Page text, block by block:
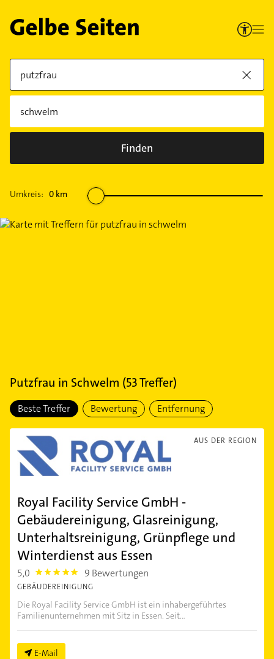
Finden
Umkreis: 0 km
Putzfrau in Schwelm (53Treffer)
Beste Treffer Bewertung Entfernung
AUS DER REGION
Royal Facility Service GmbH -
Gebäudereinigung, Glasreinigung,
Unterhaltsreinigung, Grünpflege und
Winterdienst aus Essen
5,0 5.0 9 Bewertungen
GEBÄUDEREINIGUNG
Die Royal Facility Service GmbH ist ein inhabergeführtes
Familienunternehmen mit Sitz in Essen. Seit...
E-Mail